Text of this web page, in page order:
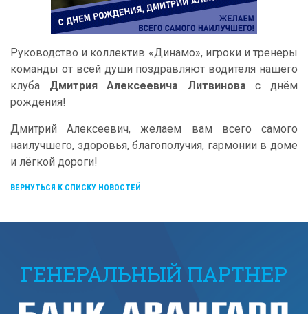
Руководство и коллектив «Динамо», игроки и тренеры
команды от всей души поздравляют водителя нашего
клуба Дмитрия Алексеевича Литвиновас днём
рождения!
Дмитрий Алексеевич, желаем вам всего самого
наилучшего, здоровья, благополучия, гармонии в доме
и лёгкой дороги!
ВЕРНУТЬСЯ К СПИСКУ НОВОСТЕЙ
ГЕНЕРАЛЬНЫЙ ПАРТНЕР